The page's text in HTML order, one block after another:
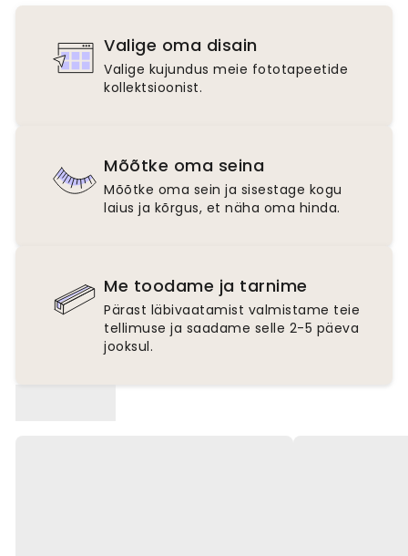
Valige oma disain
Valige kujundus meie fototapeetide
kollektsioonist.
Mõõtke oma seina
Mõõtke oma sein ja sisestage kogu
laius ja kõrgus, et näha oma hinda.
Me toodame ja tarnime
Pärast läbivaatamist valmistame teie
tellimuse ja saadame selle 2-5 päeva
jooksul.